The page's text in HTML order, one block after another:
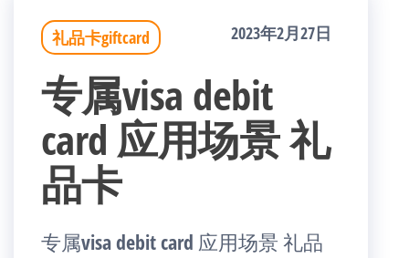
礼品卡giftcard 2023年2月27日
专属visa debit
card 应用场景 礼
品卡
专属visa debit card 应用场景 礼品